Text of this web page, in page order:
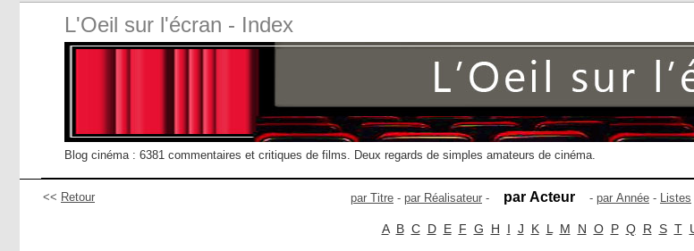
L'Oeil sur l'écran - Index
Blog cinéma : 6381 commentaires et critiques de films. Deux regards de simples amateurs de cinéma.
<< Retour par Titre - par Réalisateur - par Acteur - par Année - Listes
A B C D E F G H I J K L M N O P Q R S T